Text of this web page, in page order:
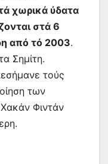
χωρικά ύδατα
στά 6
από τό 2003.
Σημίτη.
τούς
των
Φιντάν